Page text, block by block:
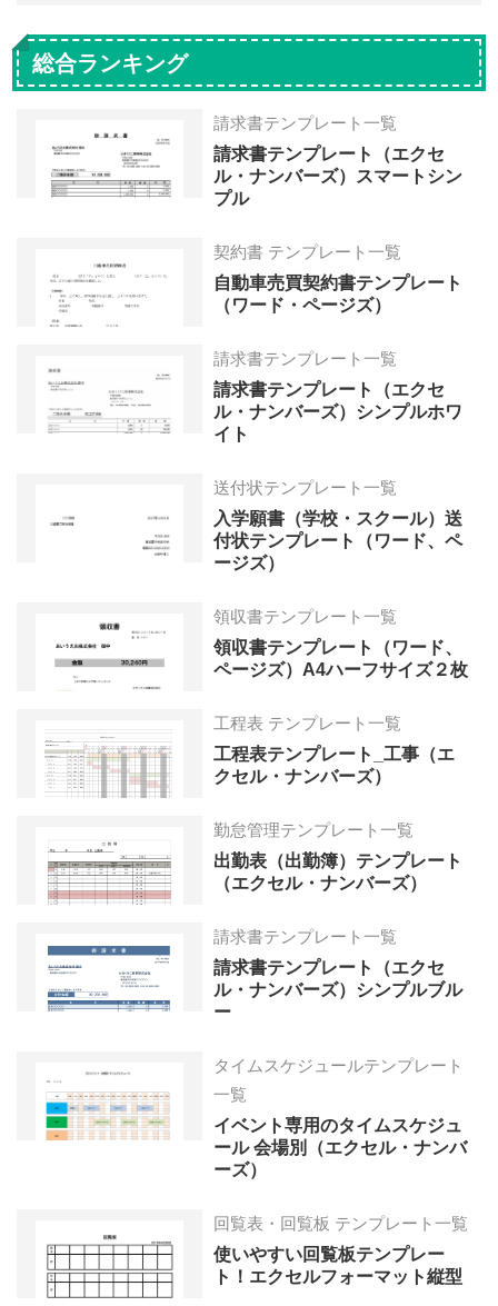
総合ランキング
請求書テンプレート一覧
請求書テンプレート（エクセ
ル・ナンバーズ）スマートシン
プル
契約書 テンプレート一覧
自動車売買契約書テンプレート
（ワード・ページズ）
請求書テンプレート一覧
請求書テンプレート（エクセ
ル・ナンバーズ）シンプルホワ
イト
送付状テンプレート一覧
入学願書（学校・スクール）送
付状テンプレート（ワード、ペ
ージズ）
領収書テンプレート一覧
領収書テンプレート（ワード、
ページズ）A4ハーフサイズ２枚
工程表 テンプレート一覧
工程表テンプレート_工事（エ
クセル・ナンバーズ）
勤怠管理テンプレート一覧
出勤表（出勤簿）テンプレート
（エクセル・ナンバーズ）
請求書テンプレート一覧
請求書テンプレート（エクセ
ル・ナンバーズ）シンプルブル
ー
タイムスケジュールテンプレート
一覧
イベント専用のタイムスケジュ
ール 会場別（エクセル・ナンバ
ーズ）
回覧表・回覧板 テンプレート一覧
使いやすい回覧板テンプレー
ト！エクセルフォーマット縦型